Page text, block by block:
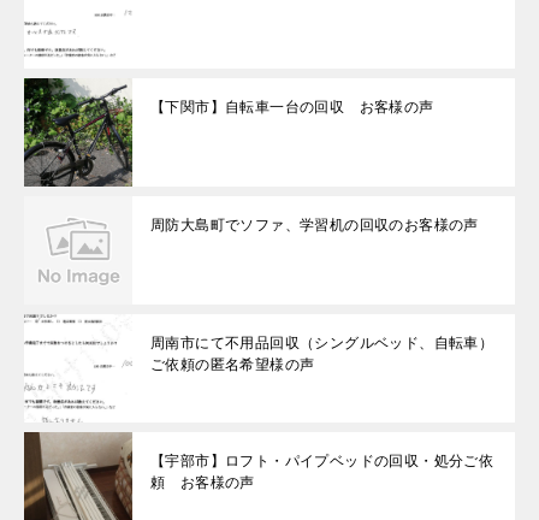
【下関市】自転車一台の回収 お客様の声
周防大島町でソファ、学習机の回収のお客様の声
周南市にて不用品回収（シングルベッド、自転車）
ご依頼の匿名希望様の声
【宇部市】ロフト・パイプベッドの回収・処分ご依
頼 お客様の声